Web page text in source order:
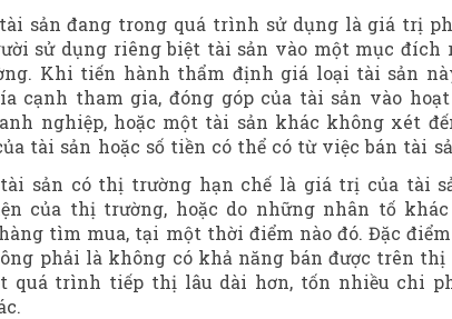
sản đang trong quá trình sử dụng là giá trị
sử dụng riêng biệt tài sản vào một mục đích
Khi tiến hành thẩm định giá loại tài sản
cạnh tham gia, đóng góp của tài sản vào
nghiệp, hoặc một tài sản khác không xét
tài sản hoặc số tiền có thể có từ việc bán tài
sản có thị trường hạn chế là giá trị của tài
của thị trường, hoặc do những nhân tố
tìm mua, tại một thời điểm nào đó. Đặc
phải là không có khả năng bán được trên
quá trình tiếp thị lâu dài hơn, tốn nhiều chi